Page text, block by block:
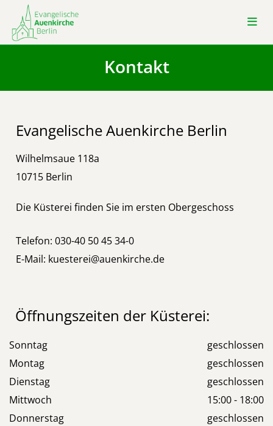
Kontakt
Evangelische Auenkirche Berlin
Wilhelmsaue 118a
10715 Berlin
Die Küsterei finden Sie im ersten Obergeschoss
Telefon: 030-40 50 45 34-0
E-Mail: kuesterei@auenkirche.de
Öffnungszeiten der Küsterei:
Sonntag
geschlossen
Montag
geschlossen
Dienstag
geschlossen
Mittwoch
15:00 - 18:00
Donnerstag
geschlossen